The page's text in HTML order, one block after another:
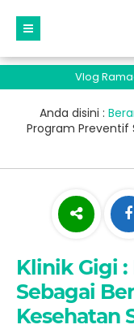
Vlog
Anda disini :
Program Preventif
Klinik Gigi
Sebagai
Kesehatan